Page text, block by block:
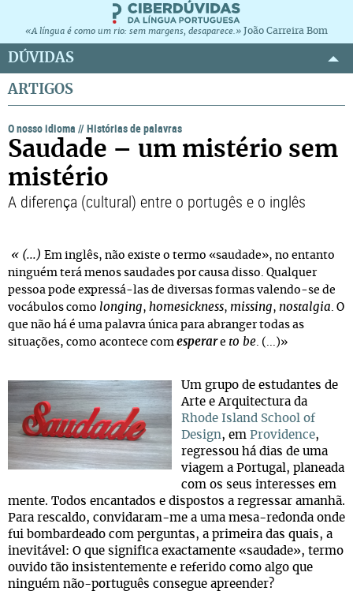
«A língua é como um rio: sem margens, desaparece.» João Carreira Bom
DÚVIDAS
ARTIGOS
O nosso idioma //Histórias de palavras
Saudade – um mistério sem
mistério
A diferença (cultural) entre o portugês e o inglês
« (...) Em inglês, não existe o termo «saudade», no entanto
ninguém terá menos saudades por causa disso. Qualquer
pessoa pode expressá-las de diversas formas valendo-se de
vocábulos como longing, homesickness, missing, nostalgia. O
que não há é uma palavra única para abranger todas as
situações, como acontece com esperare to be. (...)»
Um grupo de estudantes de
Arte e Arquitectura da
Rhode Island School of
Design, em Providence,
regressou há dias de uma
viagem a Portugal, planeada
com os seus interesses em
mente. Todos encantados e dispostos a regressar amanhã.
Para rescaldo, convidaram-me a uma mesa-redonda onde
fui bombardeado com perguntas, a primeira das quais, a
inevitável: O que significa exactamente «saudade», termo
ouvido tão insistentemente e referido como algo que
ninguém não-português consegue apreender?